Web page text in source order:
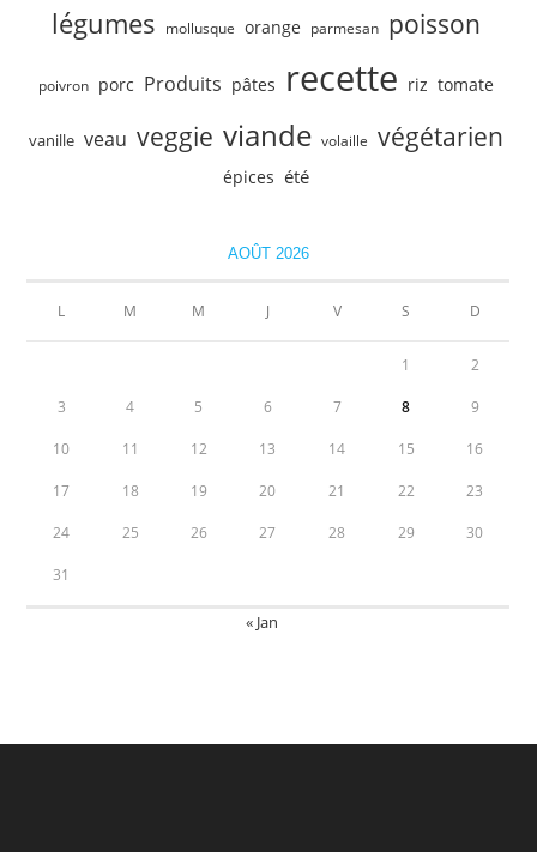
légumes mollusque orange parmesan poisson
poivron porc Produits pâtes recette riz tomate
vanille veau veggie viande volaille végétarien
épices été
AOÛT 2026
L M M J V S D
1 2
3 4 5 6 7 8 9
10 11 12 13 14 15 16
17 18 19 20 21 22 23
24 25 26 27 28 29 30
31
« Jan